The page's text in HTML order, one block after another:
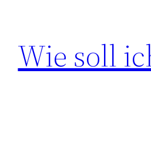
springen
Wie soll